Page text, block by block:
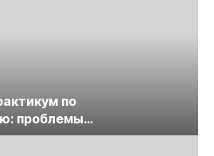
по
проблемы
экспертизы